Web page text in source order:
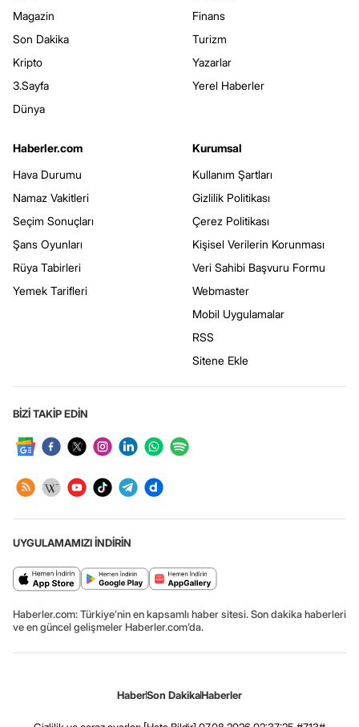
Magazin
Son Dakika
Kripto
3.Sayfa
Dünya
Finans
Turizm
Yazarlar
Yerel Haberler
Haberler.com
Hava Durumu
Namaz Vakitleri
Seçim Sonuçları
Şans Oyunları
Rüya Tabirleri
Yemek Tarifleri
Kurumsal
Kullanım Şartları
Gizlilik Politikası
Çerez Politikası
Kişisel Verilerin Korunması
Veri Sahibi Başvuru Formu
Webmaster
Mobil Uygulamalar
RSS
Sitene Ekle
BİZİ TAKİP EDİN
UYGULAMAMIZI İNDİRİN
Haberler.com: Türkiye’nin en kapsamlı haber sitesi. Son dakika haberleri
ve en güncel gelişmeler Haberler.com’da.
HaberSon DakikaHaberler